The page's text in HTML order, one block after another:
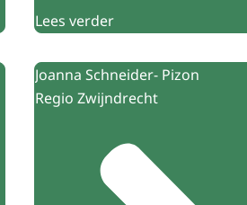
Lees verder
Joanna Schneider- Pizon
Regio Zwijndrecht